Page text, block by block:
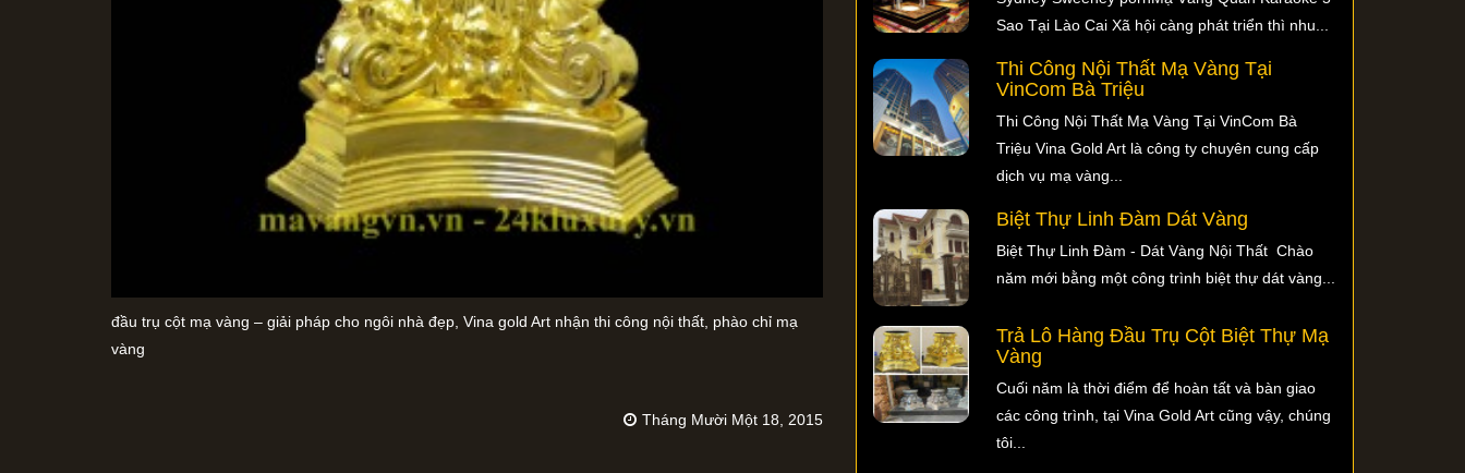
đầu trụ cột mạ vàng – giải pháp cho ngôi nhà đẹp, Vina gold Art nhận thi công nội thất, phào chỉ mạ
vàng
Tháng Mười Một 18, 2015
Sao Tại Lào Cai Xã hội càng phát triển thì nhu...
Thi Công Nội Thất Mạ Vàng Tại
VinCom Bà Triệu
Thi Công Nội Thất Mạ Vàng Tại VinCom Bà
Triệu Vina Gold Art là công ty chuyên cung cấp
dịch vụ mạ vàng...
Biệt Thự Linh Đàm Dát Vàng
Biệt Thự Linh Đàm - Dát Vàng Nội Thất Chào
năm mới bằng một công trình biệt thự dát vàng...
Trả Lô Hàng Đầu Trụ Cột Biệt Thự Mạ
Vàng
Cuối năm là thời điểm để hoàn tất và bàn giao
các công trình, tại Vina Gold Art cũng vậy, chúng
tôi...